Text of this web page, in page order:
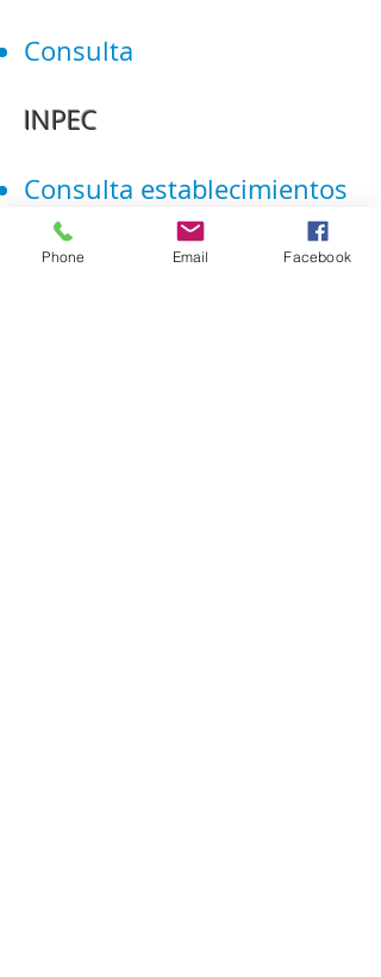
Consulta
INPEC
Consulta establecimientos
carcelarios
Phone Email Facebook